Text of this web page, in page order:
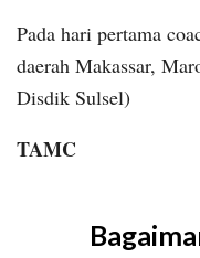
Pada hari pertama
daerah Makassar,
Disdik Sulsel)
TAMC